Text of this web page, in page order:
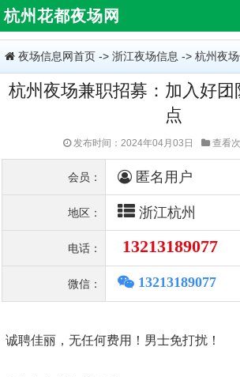
杭州花都夜场网
夜场信息网首页 -> 浙江夜场信息 -> 杭州夜
招募：加入好团队，开启新起点
杭州夜场兼职招募：加入好团
点
发布时间：2024年04月03日 查看
会员： 匿名用户
地区： 浙江杭州
电话： 13213189077
微信： 13213189077
诚聘佳丽，无任何费用！男士免打扰！